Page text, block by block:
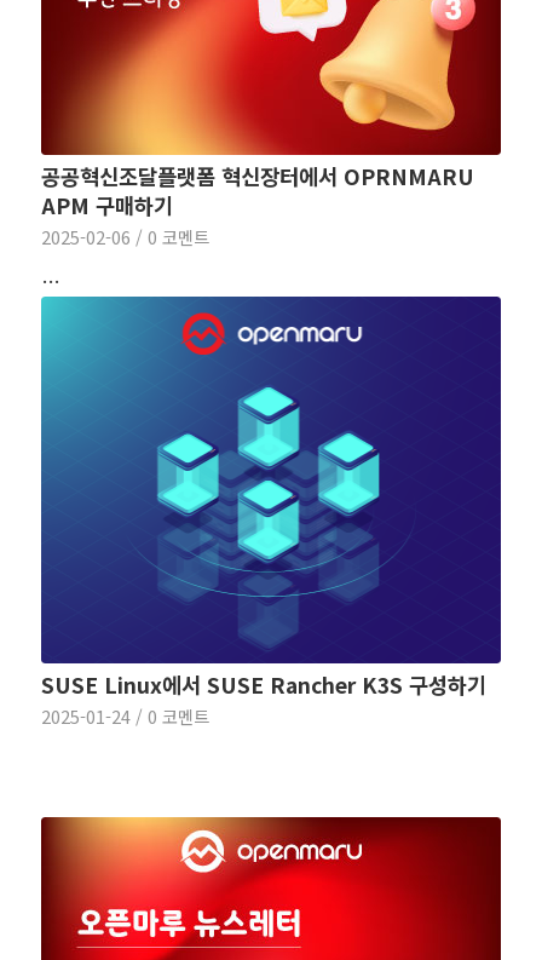
공공혁신조달플랫폼 혁신장터에서 OPRNMARU
APM 구매하기
2025-02-06 / 0 코멘트
…
SUSE Linux에서 SUSE Rancher K3S 구성하기
2025-01-24 / 0 코멘트